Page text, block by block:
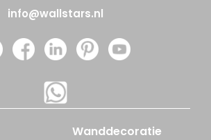
info@wallstars.nl
Wanddecoratie